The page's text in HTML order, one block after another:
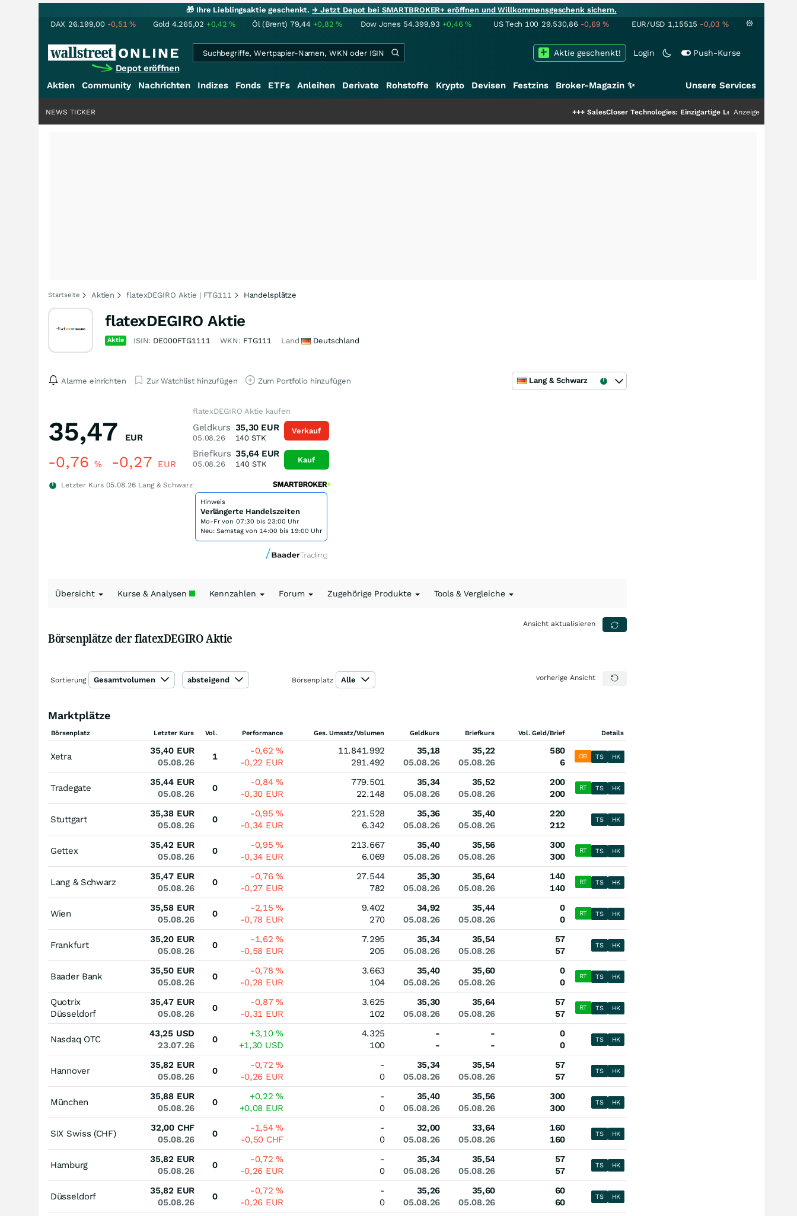
🎁 Ihre Lieblingsaktie geschenkt.→ Jetzt Depot bei SMARTBROKER+ eröffnen und Willkommensgeschenk sichern.
DAX 26.199,00 -0,51% Gold 4.265,02 +0,42% Öl (Brent) 79,44 +0,82% Dow Jones 54.399,93 +0,46% US Tech 100 29.530,86 -0,69% EUR/USD 1,15515 -0,03 %
Depot eröffnen
Login Push-Kurse
Aktie geschenkt!
Aktien Community Nachrichten Indizes Fonds ETFs Anleihen Derivate Rohstoffe Krypto Devisen Festzins Broker-Magazin ✨ Unsere Services
SalesCloser Technologies: Einzigartige Leistung zieht die Top-Dogs
Anzeige
NEWS TICKER
Startseite Aktien flatexDEGIRO Aktie | FTG111 Handelsplätze
flatexDEGIRO Aktie
Aktie ISIN: DE000FTG1111 WKN: FTG111 Land Deutschland
Alarme einrichten Zur Watchlist hinzufügen Zum Portfolio hinzufügen Lang & Schwarz
35,47 EUR
-0,76 % -0,27 EUR
Letzter Kurs 05.08.26 Lang & Schwarz
flatexDEGIRO Aktie kaufen
Geldkurs
05.08.26
35,30 EUR
140 STK
Briefkurs
05.08.26
35,64 EUR
140STK
Verkauf
Kauf
Hinweis
Verlängerte Handelszeiten
Mo-Fr von 07:30 bis 23:00 Uhr
Neu: Samstag von 14:00 bis 19:00 Uhr
Übersicht Kurse & Analysen Kennzahlen Forum Zugehörige Produkte Tools & Vergleiche
Börsenplätze der flatexDEGIRO Aktie
Ansicht aktualisieren
Sortierung Gesamtvolumen absteigend Börsenplatz Alle vorherige Ansicht
Marktplätze
Börsenplatz Letzter Kurs Vol. Performance Ges. Umsatz/Volumen Geldkurs Briefkurs Vol. Geld/Brief Details
Xetra
35,40 EUR
05.08.26
1
-0,62%
-0,22 EUR
11.841.992
291.492
35,18
05.08.26
35,22
05.08.26
580
6
OB TS HK
Tradegate
35,44 EUR
05.08.26
0
-0,84%
-0,30 EUR
779.501
22.148
35,34
05.08.26
35,52
05.08.26
200
200
RT TS HK
Stuttgart
35,38 EUR
05.08.26
0
-0,95%
-0,34 EUR
221.528
6.342
35,36
05.08.26
35,40
05.08.26
220
212
TS HK
Gettex
35,42 EUR
05.08.26
0
-0,95%
-0,34 EUR
213.667
6.069
35,40
05.08.26
35,56
05.08.26
300
300
RT TS HK
Lang & Schwarz
35,47 EUR
05.08.26
0
-0,76%
-0,27 EUR
27.544
782
35,30
05.08.26
35,64
05.08.26
140
140
RT TS HK
Wien
35,58 EUR
05.08.26
0
-2,15%
-0,78 EUR
9.402
270
34,92
05.08.26
35,44
05.08.26
0
0
RT TS HK
Frankfurt
35,20 EUR
05.08.26
0
-1,62%
-0,58 EUR
7.295
205
35,34
05.08.26
35,54
05.08.26
57
57
TS HK
Baader Bank
35,50 EUR
05.08.26
0
-0,78%
-0,28 EUR
3.663
104
35,40
05.08.26
35,60
05.08.26
0
0
RT TS HK
Quotrix
Düsseldorf
35,47 EUR
05.08.26
0
-0,87%
-0,31 EUR
3.625
102
35,30
05.08.26
35,64
05.08.26
57
57
RT TS HK
Nasdaq OTC
43,25 USD
23.07.26
0
+3,10%
+1,30 USD
4.325
100
-
-
-
-
0
0
TS HK
Hannover
35,82 EUR
05.08.26
0
-0,72%
-0,26 EUR
-
0
35,34
05.08.26
35,54
05.08.26
57
57
TS HK
München
35,88 EUR
05.08.26
0
+0,22%
+0,08 EUR
-
0
35,40
05.08.26
35,56
05.08.26
300
300
TS HK
SIX Swiss (CHF)
32,00 CHF
05.08.26
0
-1,54%
-0,50 CHF
-
0
32,00
05.08.26
33,64
05.08.26
160
160
TS HK
Hamburg
35,82 EUR
05.08.26
0
-0,72%
-0,26 EUR
-
0
35,34
05.08.26
35,54
05.08.26
57
57
TS HK
Düsseldorf
35,82 EUR
05.08.26
0
-0,72%
-0,26 EUR
-
0
35,26
05.08.26
35,60
05.08.26
60
60
TS HK